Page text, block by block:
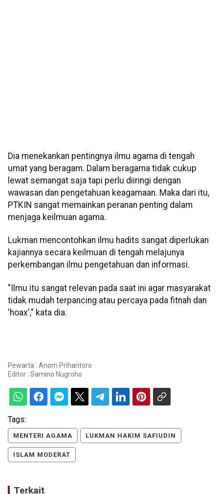
Dia menekankan pentingnya ilmu agama di tengah
umat yang beragam. Dalam beragama tidak cukup
lewat semangat saja tapi perlu diiringi dengan
wawasan dan pengetahuan keagamaan. Maka dari itu,
PTKIN sangat memainkan peranan penting dalam
menjaga keilmuan agama.
Lukman mencontohkan ilmu hadits sangat diperlukan
kajiannya secara keilmuan di tengah melajunya
perkembangan ilmu pengetahuan dan informasi.
"Ilmu itu sangat relevan pada saat ini agar masyarakat
tidak mudah terpancing atau percaya pada fitnah dan
'hoax'," kata dia.
Pewarta : Anom Prihantoro
Editor : Samino Nugroho
Tags:
MENTERI AGAMA LUKMAN HAKIM SAFIUDIN
ISLAM MODERAT
Terkait